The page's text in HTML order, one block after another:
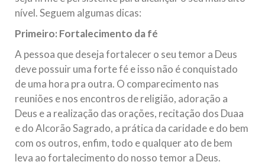
nível. Seguem algumas dicas:
Primeiro: Fortalecimento da fé
A pessoa que deseja fortalecer o seu temor a Deus
deve possuir uma forte fé e isso não é conquistado
de uma hora pra outra. O comparecimento nas
reuniões e nos encontros de religião, adoração a
Deus e a realização das orações, recitação dos Duaa
e do Alcorão Sagrado, a prática da caridade e do bem
com os outros, enfim, todo e qualquer ato de bem
leva ao fortalecimento do nosso temor a Deus.